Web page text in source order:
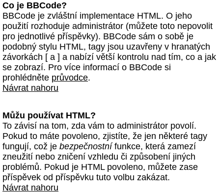
Co je BBCode?
BBCode je zvláštní implementace HTML. O jeho
použití rozhoduje administrátor (můžete toto nepovolit
pro jednotlivé příspěvky). BBCode sám o sobě je
podobný stylu HTML, tagy jsou uzavřeny v hranatých
závorkách [ a ] a nabízí větší kontrolu nad tím, co a jak
se zobrazí. Pro více informací o BBCode si
prohlédněte průvodce.
Návrat nahoru
Můžu používat HTML?
To závisí na tom, zda vám to administrátor povolí.
Pokud to máte povoleno, zjistíte, že jen některé tagy
fungují, což je bezpečnostnífunkce, která zamezí
zneužití nebo zničení vzhledu či způsobení jiných
problémů. Pokud je HTML povoleno, můžete zase
příspěvek od příspěvku tuto volbu zakázat.
Návrat nahoru